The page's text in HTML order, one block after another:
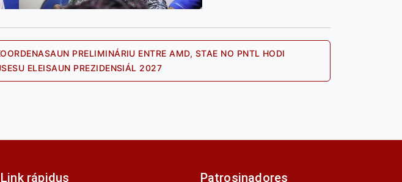
Next
post:
PRELIMINÁRIU ENTRE AMD, STAE NO PNTL HODI
ELEISAUN PREZIDENSIÁL 2027
Link rápidus Patrosinadores